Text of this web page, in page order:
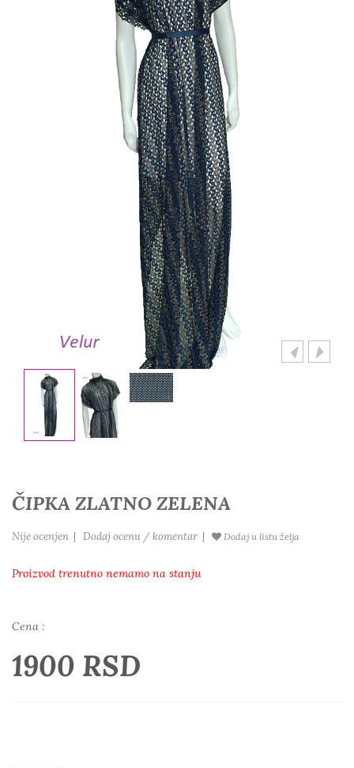
ČIPKA ZLATNO ZELENA
Nije ocenjen | Dodaj ocenu / komentar | Dodaj u listu želja
Proizvod trenutno nemamo na stanju
Cena :
1900 RSD